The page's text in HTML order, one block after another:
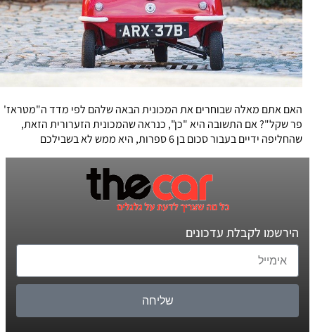
האם אתם מאלה שבוחרים את המכונית הבאה שלהם לפי מדד ה"מטראז'
פר שקל"? אם התשובה היא "כן", כנראה שהמכונית הזערורית הזאת,
שהחליפה ידיים בעבור סכום בן 6 ספרות, היא ממש לא בשבילכם
הירשמו לקבלת עדכונים
שליחה